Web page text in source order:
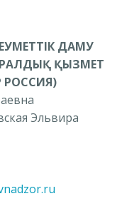
ДАМУ
ҚЫЗМЕТ
РОССИЯ)
Эльвира